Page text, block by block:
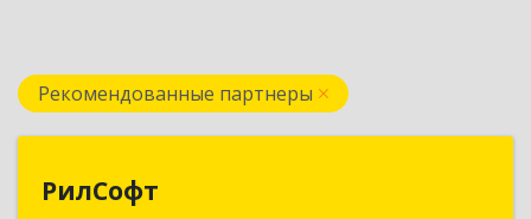
Рекомендованные партнеры
РилСофт